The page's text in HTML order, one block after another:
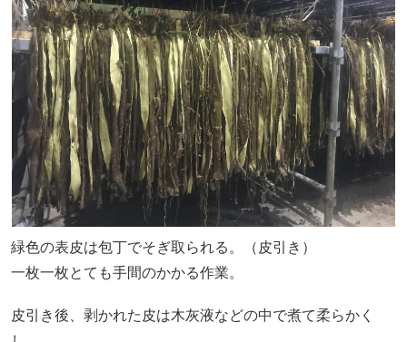
緑色の表皮は包丁でそぎ取られる。（皮引き）
一枚一枚とても手間のかかる作業。
皮引き後、剥かれた皮は木灰液などの中で煮て柔らかく